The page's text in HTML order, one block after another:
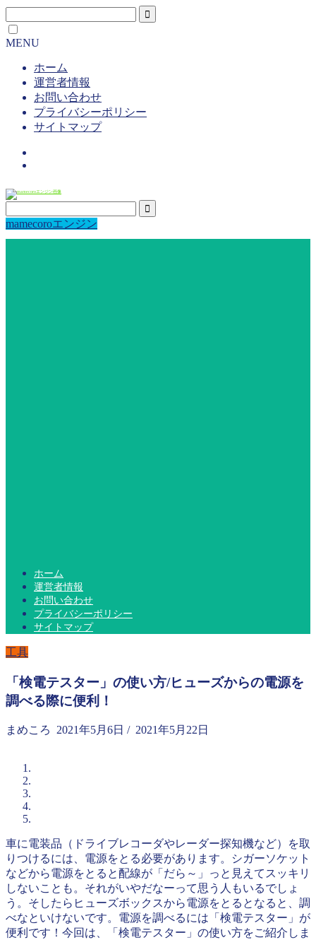
MENU
ホーム
運営者情報
お問い合わせ
プライバシーポリシー
サイトマップ
mamecoroエンジン
ホーム
運営者情報
お問い合わせ
プライバシーポリシー
サイトマップ
工具
「検電テスター」の使い方/ヒューズからの電源を
調べる際に便利！
まめころ 2021年5月6日 / 2021年5月22日
車に電装品（ドライブレコーダやレーダー探知機など）を取
りつけるには、電源をとる必要があります。シガーソケット
などから電源をとると配線が「だら～」っと見えてスッキリ
しないことも。それがいやだなーって思う人もいるでしょ
う。そしたらヒューズボックスから電源をとるとなると、調
べなといけないです。電源を調べるには「検電テスター」が
便利です！今回は、「検電テスター」の使い方をご紹介しま